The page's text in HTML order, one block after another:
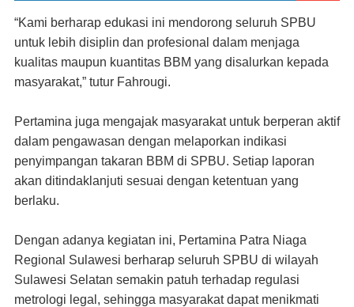
“Kami berharap edukasi ini mendorong seluruh SPBU
untuk lebih disiplin dan profesional dalam menjaga
kualitas maupun kuantitas BBM yang disalurkan kepada
masyarakat,” tutur Fahrougi.
Pertamina juga mengajak masyarakat untuk berperan aktif
dalam pengawasan dengan melaporkan indikasi
penyimpangan takaran BBM di SPBU. Setiap laporan
akan ditindaklanjuti sesuai dengan ketentuan yang
berlaku.
Dengan adanya kegiatan ini, Pertamina Patra Niaga
Regional Sulawesi berharap seluruh SPBU di wilayah
Sulawesi Selatan semakin patuh terhadap regulasi
metrologi legal, sehingga masyarakat dapat menikmati